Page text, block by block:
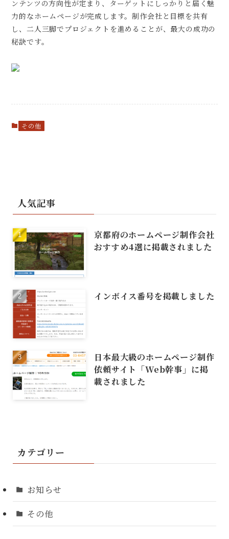
ンテンツの方向性が定まり、ターゲットにしっかりと届く魅
力的なホームページが完成します。制作会社と目標を共有
し、二人三脚でプロジェクトを進めることが、最大の成功の
秘訣です。
その他
人気記事
京都府のホームページ制作会社
おすすめ4選に掲載されました
インボイス番号を掲載しました
日本最大級のホームページ制作
依頼サイト「Web幹事」に掲
載されました
カテゴリー
お知らせ
その他